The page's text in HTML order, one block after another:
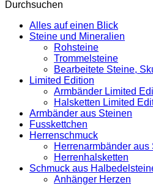
Durchsuchen
Alles auf einen Blick
Steine und Mineralien
Rohsteine
Trommelsteine
Bearbeitete Steine,
Limited Edition
Armbänder Limited
Halsketten Limited
Armbänder aus Steinen
Fusskettchen
Herrenschmuck
Herrenarmbänder aus
Herrenhalsketten
Schmuck aus
Anhänger Herzen